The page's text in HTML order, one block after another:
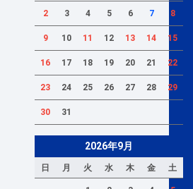
2 3 4 5 6 7 8
9 10 11 12 13 14 15
16 17 18 19 20 21 22
23 24 25 26 27 28 29
30 31
2026年9月
日 月 火 水 木 金 土